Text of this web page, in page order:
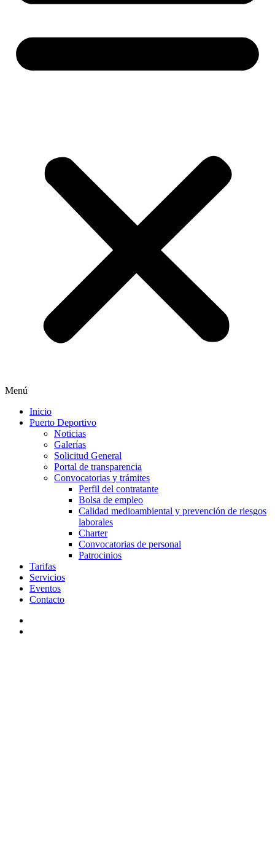
Menú
Inicio
Puerto Deportivo
Noticias
Galerías
Solicitud General
Portal de transparencia
Convocatorias y trámites
Perfil del contratante
Bolsa de empleo
Calidad medioambiental y prevención de riesgos
laborales
Charter
Convocatorias de personal
Patrocinios
Tarifas
Servicios
Eventos
Contacto